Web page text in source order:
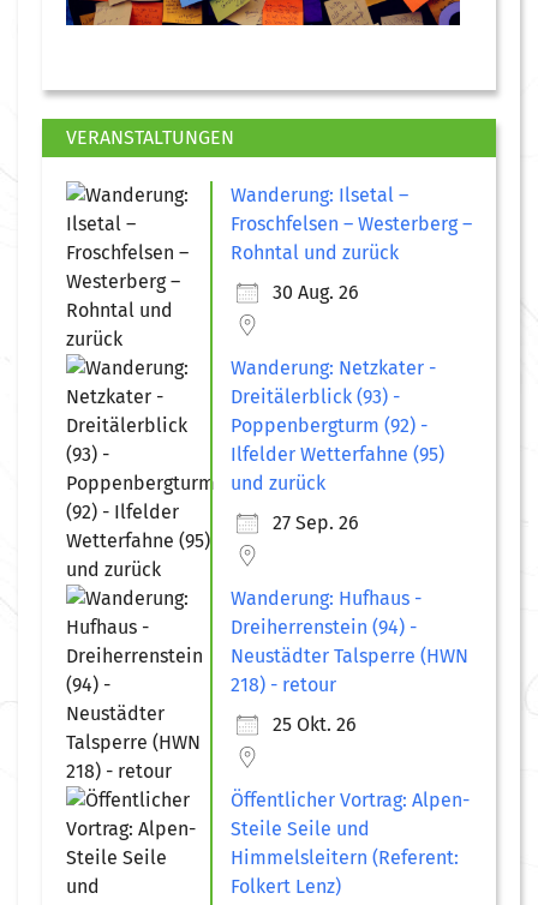
VERANSTALTUNGEN
Wanderung: Ilsetal –
Froschfelsen – Westerberg –
Rohntal und zurück
30 Aug. 26
Wanderung: Netzkater -
Dreitälerblick (93) -
Poppenbergturm (92) -
Ilfelder Wetterfahne (95)
und zurück
27 Sep. 26
Wanderung: Hufhaus -
Dreiherrenstein (94) -
Neustädter Talsperre (HWN
218) - retour
25 Okt. 26
Öffentlicher Vortrag: Alpen-
Steile Seile und
Himmelsleitern (Referent:
Folkert Lenz)